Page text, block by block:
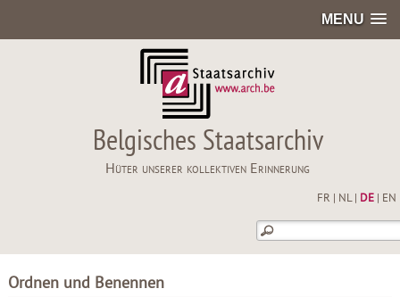
MENU
Belgisches Staatsarchiv
Hüter unserer kollektiven Erinnerung
FR NL| DE| EN
Ordnen und Benennen